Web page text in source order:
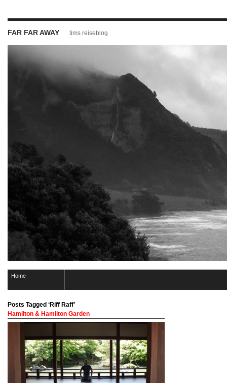
FAR FAR AWAY tims reiseblog
Home
Posts Tagged ‘Riff Raff’
Hamilton & Hamilton Garden